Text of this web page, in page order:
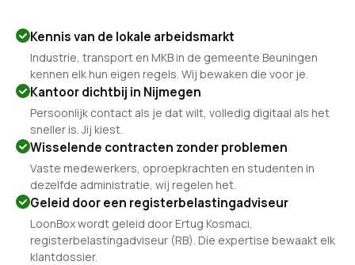
Kennis van de lokale arbeidsmarkt
Industrie, transport en MKB in de gemeente Beuningen
kennen elk hun eigen regels. Wij bewaken die voor je.
Kantoor dichtbij in Nijmegen
Persoonlijk contact als je dat wilt, volledig digitaal als het
sneller is. Jij kiest.
Wisselende contracten zonder problemen
Vaste medewerkers, oproepkrachten en studenten in
dezelfde administratie, wij regelen het.
Geleid door een registerbelastingadviseur
LoonBox wordt geleid door Ertug Kosmaci,
registerbelastingadviseur (RB). Die expertise bewaakt elk
klantdossier.